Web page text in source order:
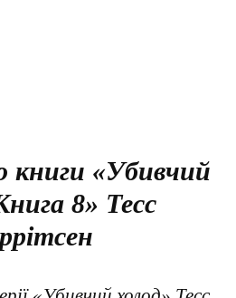
книги «Убивчий
8» Тесс